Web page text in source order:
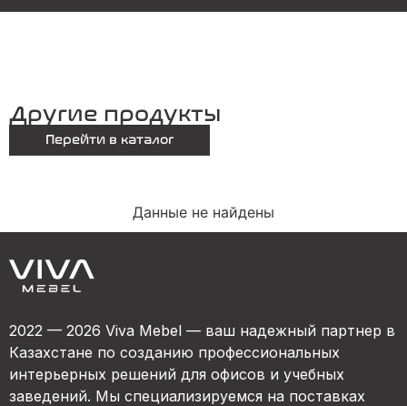
Другие продукты
Перейти в каталог
Данные не найдены
2022 — 2026 Viva Mebel — ваш надежный партнер в
Казахстане по созданию профессиональных
интерьерных решений для офисов и учебных
заведений. Мы специализируемся на поставках